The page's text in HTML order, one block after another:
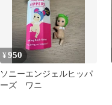
¥950
ソニーエンジェルヒッパ
ーズ ワニ